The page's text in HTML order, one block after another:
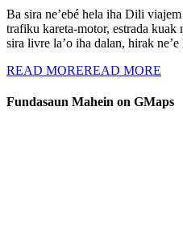
Ba sira ne’ebé hela iha Dili
trafiku kareta-motor, estrada kuak
sira livre la’o iha dalan, hirak ne’e
READ MOREREAD MORE
Fundasaun Mahein on GMaps